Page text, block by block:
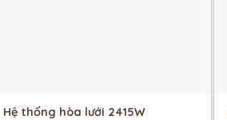
Hệ thống hòa lưới 2415W